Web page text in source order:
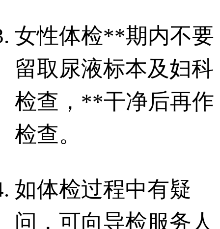
女性体检**期内不要
留取尿液标本及妇科
检查，**干净后再作
检查。
如体检过程中有疑
问，可向导检服务人